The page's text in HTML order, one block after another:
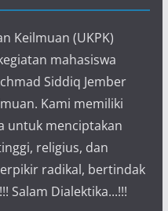
Keilmuan (UKPK)
mahasiswa
Siddiq Jember
Kami memiliki
untuk menciptakan
religius, dan
radikal, bertindak
Salam Dialektika...!!!